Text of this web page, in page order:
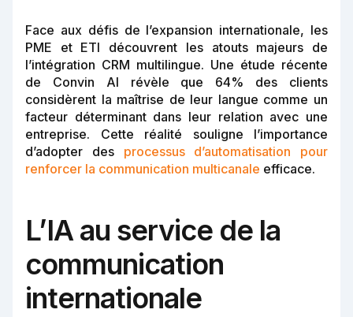
Face aux défis de l’expansion internationale, les
PME et ETI découvrent les atouts majeurs de
l’intégration CRM multilingue. Une étude récente
de Convin AI révèle que 64% des clients
considèrent la maîtrise de leur langue comme un
facteur déterminant dans leur relation avec une
entreprise. Cette réalité souligne l’importance
d’adopter des processus d’automatisation pour
renforcer la communication multicanale efficace.
L’IA au service de la
communication
internationale